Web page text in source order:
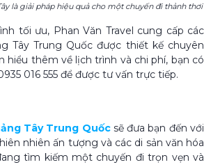
là giải pháp hiệu quả cho một chuyến đi thảnh thơi
tối ưu, Phan Văn Travel cung cấp các
Tây Trung Quốc được thiết kế chuyên
hiểu thêm về lịch trình và chi phí, bạn có
016 555 để được tư vấn trực tiếp.
Tây Trung Quốcsẽ đưa bạn đến với
nhiên ấn tượng và các di sản văn hóa
tìm kiếm một chuyến đi trọn vẹn và